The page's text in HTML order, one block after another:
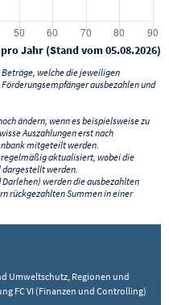
Jahr (Stand vom 05.08.2026)
welche die jeweiligen
ausbezahlen und
ändern, wenn es beispielsweise zu
Auszahlungen erst nach
mitgeteilt werden.
regelmäßig aktualisiert, wobei die
dargestellt werden.
werden die ausbezahlten
rückgezahlten Summen in einer
Umweltschutz, Regionen und
FC VI (Finanzen und Controlling)